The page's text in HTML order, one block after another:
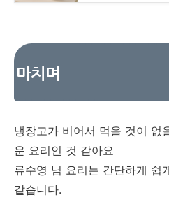
마치며
냉장고가 비어서 먹을 것이 없
운 요리인 것 같아요
류수영 님 요리는 간단하게 쉽
같습니다.